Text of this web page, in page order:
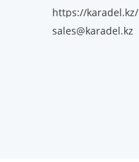
https://karadel.kz/
sales@karadel.kz